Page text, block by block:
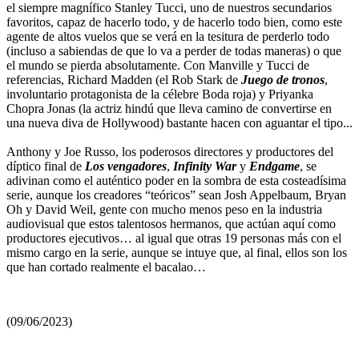
el siempre magnífico Stanley Tucci, uno de nuestros secundarios
favoritos, capaz de hacerlo todo, y de hacerlo todo bien, como este
agente de altos vuelos que se verá en la tesitura de perderlo todo
(incluso a sabiendas de que lo va a perder de todas maneras) o que
el mundo se pierda absolutamente. Con Manville y Tucci de
referencias, Richard Madden (el Rob Stark de Juego de tronos,
involuntario protagonista de la célebre Boda roja) y Priyanka
Chopra Jonas (la actriz hindú que lleva camino de convertirse en
una nueva diva de Hollywood) bastante hacen con aguantar el tipo...
Anthony y Joe Russo, los poderosos directores y productores del
díptico final de Los vengadores, Infinity Wary Endgame, se
adivinan como el auténtico poder en la sombra de esta costeadísima
serie, aunque los creadores “teóricos” sean Josh Appelbaum, Bryan
Oh y David Weil, gente con mucho menos peso en la industria
audiovisual que estos talentosos hermanos, que actúan aquí como
productores ejecutivos… al igual que otras 19 personas más con el
mismo cargo en la serie, aunque se intuye que, al final, ellos son los
que han cortado realmente el bacalao…
(09/06/2023)